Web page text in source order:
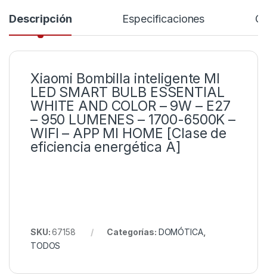
Descripción Especificaciones
Xiaomi Bombilla inteligente MI
LED SMART BULB ESSENTIAL
WHITE AND COLOR – 9W – E27
– 950 LUMENES – 1700-6500K –
WIFI – APP MI HOME [Clase de
eficiencia energética A]
SKU:67158 Categorías: DOMÓTICA,
TODOS